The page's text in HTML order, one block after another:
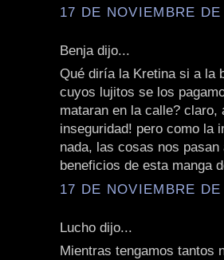
17 DE NOVIEMBRE
Benja dijo...
Qué diría la Kretina si a la
cuyos lujitos se los
mataran en la calle?
inseguridad! pero como la
nada, las cosas nos
beneficios de esta manga
17 DE NOVIEMBRE
Lucho dijo...
Mientras tengamos tantos